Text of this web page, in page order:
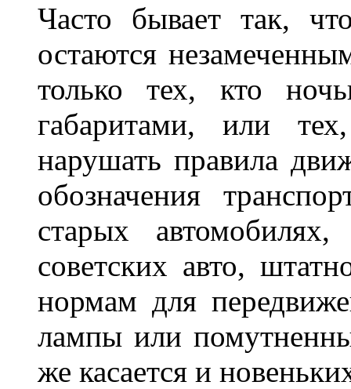
Часто бывает так,
остаются
только тех, кто
габаритами, или
нарушать правила
обозначения
старых
советских авто,
нормам для
лампы или
же касается и